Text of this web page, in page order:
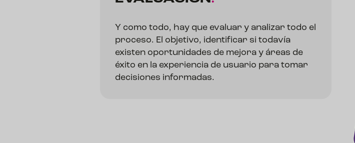
Y como todo, hay que evaluar y analizar todo el
proceso. El objetivo, identificar si todavía
existen oportunidades de mejora y áreas de
éxito en la experiencia de usuario para tomar
decisiones informadas.